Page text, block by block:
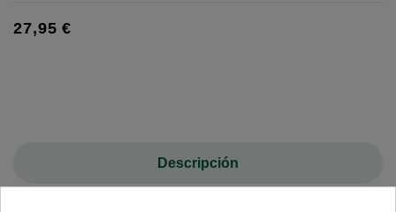
27,95 €
Descripción